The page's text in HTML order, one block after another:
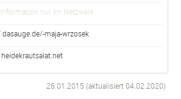
Information nur im Netzwerk
dasauge.de/-maja-wrzosek
heidekrautsalat.net
26.01.2015 (aktualisiert04.02.2020)